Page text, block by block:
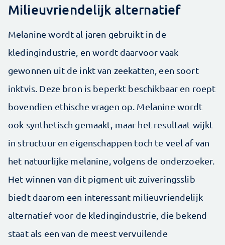
Milieuvriendelijk alternatief
Melanine wordt al jaren gebruikt in de
kledingindustrie, en wordt daarvoor vaak
gewonnen uit de inkt van zeekatten, een soort
inktvis. Deze bron is beperkt beschikbaar en roept
bovendien ethische vragen op. Melanine wordt
ook synthetisch gemaakt, maar het resultaat wijkt
in structuur en eigenschappen toch te veel af van
het natuurlijke melanine, volgens de onderzoeker.
Het winnen van dit pigment uit zuiveringsslib
biedt daarom een interessant milieuvriendelijk
alternatief voor de kledingindustrie, die bekend
staat als een van de meest vervuilende